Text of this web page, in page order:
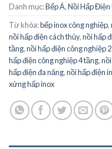
Danh mục:Bếp Á,Nồi Hấp Điện
Từ khóa:bếp inox công nghiệp,
nồi hấp điện cách thủy,nồi hấp
tầng,nồi hấp điện công nghiệp
hấp điện công nghiệp 4 tầng,
hấp điện đa năng,nồi hấp điện
xửng hấp inox